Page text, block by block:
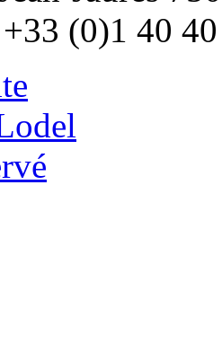
(0)1 40